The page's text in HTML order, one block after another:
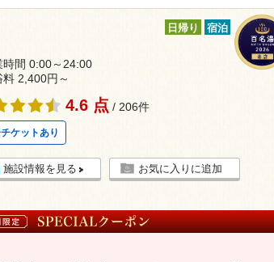
日帰り 宿泊
時間 0:00～24:00
料 2,400円～
4.6 点 / 206件
ケットあり
施設情報を見る お気に入りに追加